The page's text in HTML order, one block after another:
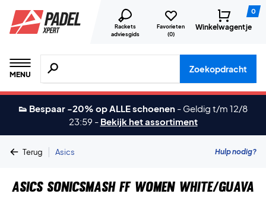
Rackets
adviesgids
Favorieten
(0)
0
Winkelwagentje
MENU
Zoeken naar producten, merken etc.
Zoekopdracht
👟 Bespaar -20% op ALLE schoenen - Geldig t/m 12/8
23:59 - Bekijk het assortiment
Terug | Asics Hulp nodig?
Asics Sonicsmash FF Women White/Guava